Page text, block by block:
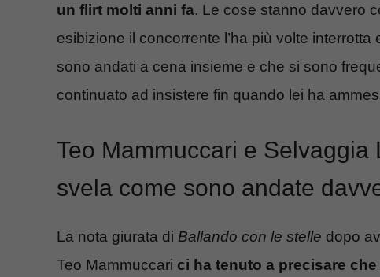
un flirt molti anni fa. Le cose stanno davvero
esibizione il concorrente l’ha più volte
sono andati a cena insieme e che si sono
continuato ad insistere fin quando lei ha
Teo Mammuccari e
svela come sono andate
La nota giurata di Ballando con le stelle dopo
Teo Mammuccari ci ha tenuto a precisare